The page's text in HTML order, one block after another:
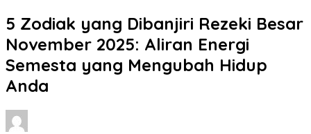
5 Zodiak yang Dibanjiri Rezeki Besar
November 2025: Aliran Energi
Semesta yang Mengubah Hidup
Anda